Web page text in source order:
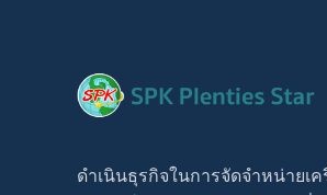
ดำเนินธุรกิจในการจัดจำหน่ายเ